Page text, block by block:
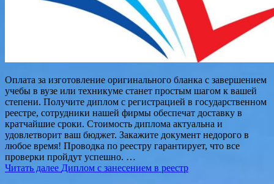
Оплата за изготовление оригинального бланка с завершением
учебы в вузе или техникуме станет простым шагом к вашей
степени. Получите диплом с регистрацией в государственном
реестре, сотрудники нашей фирмы обеспечат доставку в
кратчайшие сроки. Стоимость диплома актуальна и
удовлетворит ваш бюджет. Закажите документ недорого в
любое время! Проводка по реестру гарантирует, что все
проверки пройдут успешно. …
Читать далее Диплом с занесением в реестр